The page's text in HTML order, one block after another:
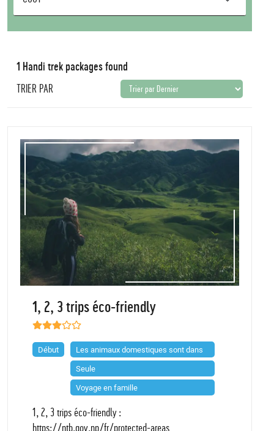
1 Handi trek packages found
TRIER PAR
1, 2, 3 trips éco-friendly
Début
Les animaux domestiques sont dans
Seule
Voyage en famille
1, 2, 3 trips éco-friendly :
https://ntb.gov.np/fr/protected-areas